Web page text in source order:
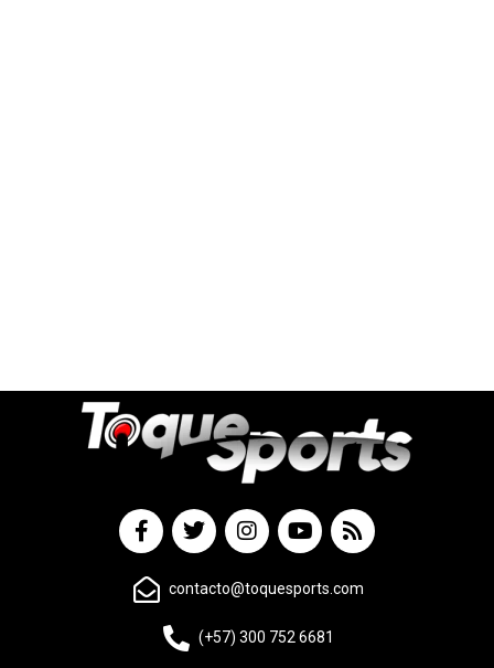
contacto@toquesports.com
(+57) 300 752 6681